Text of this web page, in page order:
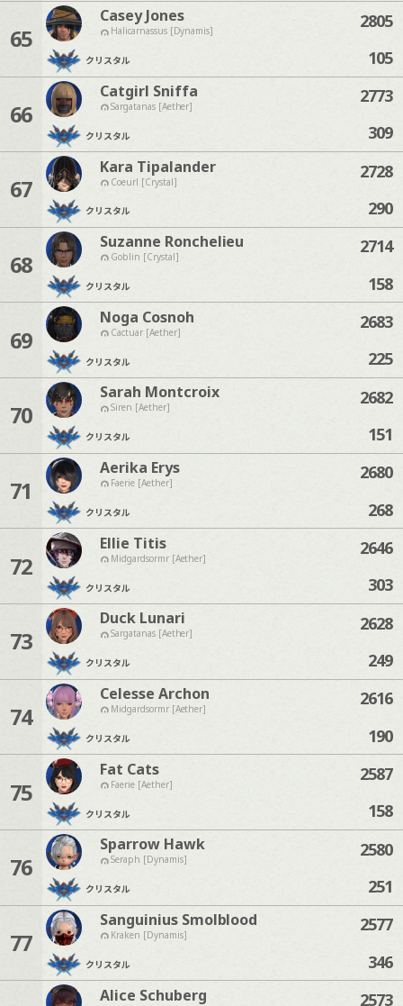
65
Casey Jones
Halicarnassus [Dynamis]
クリスタル
2805
105
66
Catgirl Sniffa
Sargatanas [Aether]
クリスタル
2773
309
67
Kara Tipalander
Coeurl [Crystal]
クリスタル
2728
290
68
Suzanne Ronchelieu
Goblin [Crystal]
クリスタル
2714
158
69
Noga Cosnoh
Cactuar [Aether]
クリスタル
2683
225
70
Sarah Montcroix
Siren [Aether]
クリスタル
2682
151
71
Aerika Erys
Faerie [Aether]
クリスタル
2680
268
72
Ellie Titis
Midgardsormr [Aether]
クリスタル
2646
303
73
Duck Lunari
Sargatanas [Aether]
クリスタル
2628
249
74
Celesse Archon
Midgardsormr [Aether]
クリスタル
2616
190
75
Fat Cats
Faerie [Aether]
クリスタル
2587
158
76
Sparrow Hawk
Seraph [Dynamis]
クリスタル
2580
251
77
Sanguinius Smolblood
Kraken [Dynamis]
クリスタル
2577
346
Alice Schuberg 2573